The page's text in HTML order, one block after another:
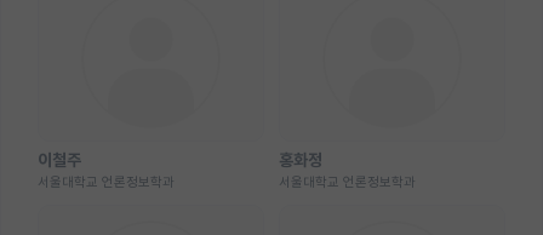
이철주
서울대학교 언론정보학과
홍화정
서울대학교 언론정보학과